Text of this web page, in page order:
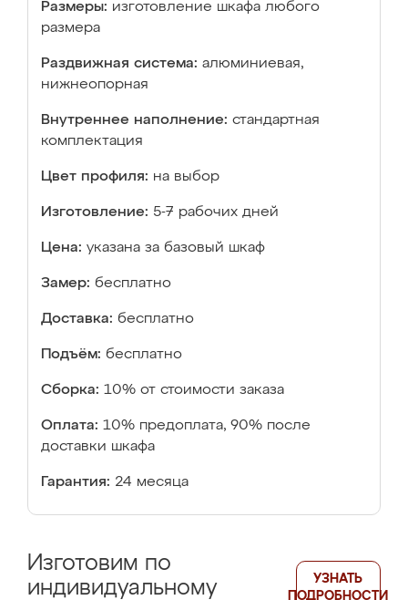
Размеры: изготовление шкафа любого
размера
Раздвижная система: алюминиевая,
нижнеопорная
Внутреннее наполнение: стандартная
комплектация
Цвет профиля: на выбор
Изготовление: 5-7 рабочих дней
Цена: указана за базовый шкаф
Замер: бесплатно
Доставка: бесплатно
Подъём: бесплатно
Сборка: 10% от стоимости заказа
Оплата: 10% предоплата, 90% после
доставки шкафа
Гарантия: 24 месяца
Изготовим по
индивидуальному
УЗНАТЬ
ПОДРОБНОСТИ